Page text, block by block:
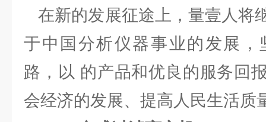
在新的发展征途上，量壹人将
于中国分析仪器事业的发展，
路，以 的产品和优良的服务回
会经济的发展、提高人民生活质